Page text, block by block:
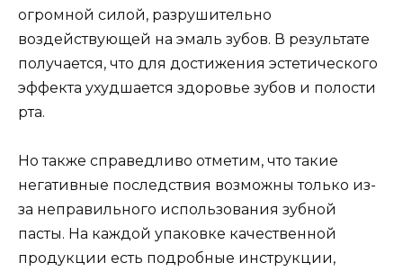
огромной силой, разрушительно
воздействующей на эмаль зубов. В результате
получается, что для достижения эстетического
эффекта ухудшается здоровье зубов и полости
рта.
Но также справедливо отметим, что такие
негативные последствия возможны только из-
за неправильного использования зубной
пасты. На каждой упаковке качественной
продукции есть подробные инструкции,